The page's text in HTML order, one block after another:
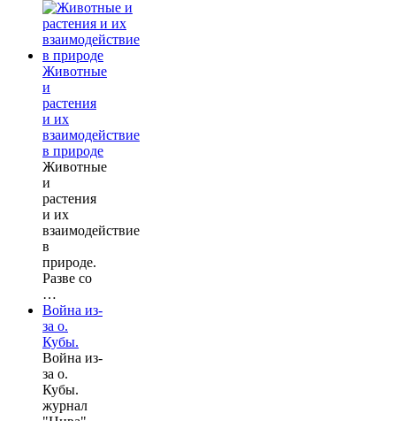
Животные
и
растения
и их
взаимодействие
в природе
Животные
и
растения
и их
взаимодействие
в
природе.
Разве со
…
Война из-
за о.
Кубы.
Война из-
за о.
Кубы.
журнал